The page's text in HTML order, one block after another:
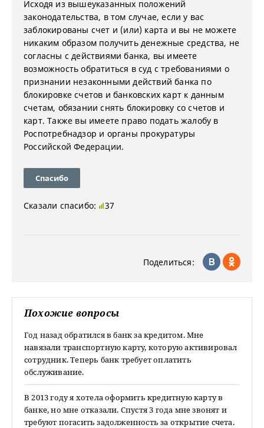
Исходя из вышеуказанных положений
законодательства, в том случае, если у вас
заблокированы счет и (или) карта и вы не можете
никаким образом получить денежные средства, не
согласны с действиями банка, вы имеете
возможность обратиться в суд с требованиями о
признании незаконными действий банка по
блокировке счетов и банковских карт к данным
счетам, обязании снять блокировку со счетов и
карт. Также вы имеете право подать жалобу в
Роспотребнадзор и органы прокуратуры
Российской Федерации.
Спасибо
Сказали спасибо: 37
Поделиться:
Похожие вопросы
Год назад обратился в банк за кредитом. Мне
навязали транспортную карту, которую активировал
сотрудник. Теперь банк требует оплатить
обслуживание.
В 2013 году я хотела оформить кредитную карту в
банке, но мне отказали. Спустя 3 года мне звонят и
требуют погасить задолженность за открытие счета.